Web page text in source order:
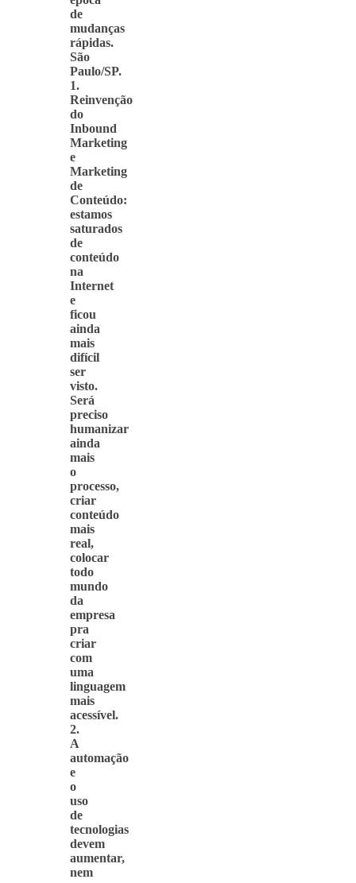
de
mudanças
rápidas.
São
Paulo/SP.
1.
Reinvenção
do
Inbound
Marketing
e
Marketing
de
Conteúdo:
estamos
saturados
de
conteúdo
na
Internet
e
ficou
ainda
mais
difícil
ser
visto.
Será
preciso
humanizar
ainda
mais
o
processo,
criar
conteúdo
mais
real,
colocar
todo
mundo
da
empresa
pra
criar
com
uma
linguagem
mais
acessível.
2.
A
automação
e
o
uso
de
tecnologias
devem
aumentar,
nem